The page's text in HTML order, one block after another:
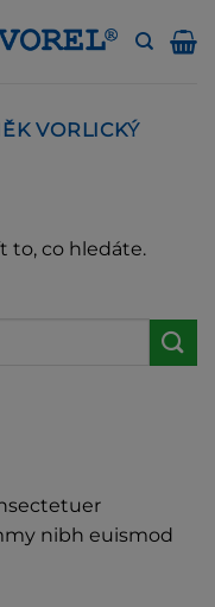
VORLICKÝ
to, co hledáte.
nibh euismod